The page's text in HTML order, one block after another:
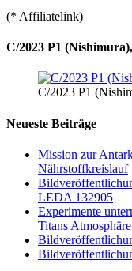
(* Affiliatelink)
C/2023 P1
C/2023 P1
Neueste Beiträge
Mission zur
Nährstoffkreislauf
LEDA 132905
Experimente
Titans Atmosphäre